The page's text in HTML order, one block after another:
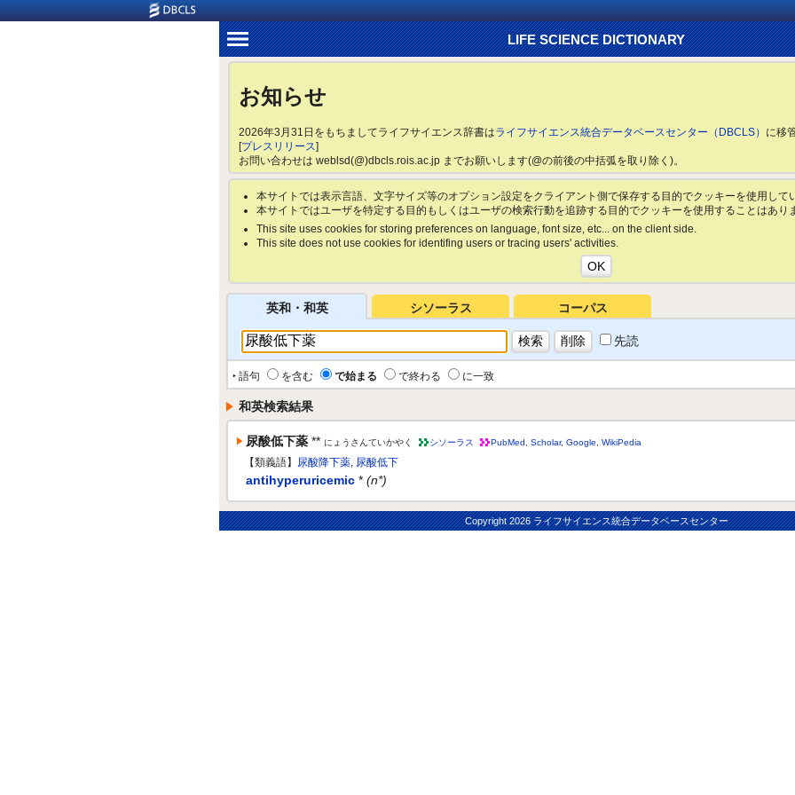
LIFE SCIENCE DICTIONARY
お知らせ
2026年3月31日をもちましてライフサイエンス辞書はライフサイエンス統合データベースセンター（DBCLS） に移
[プレスリリース]
お問い合わせは weblsd(@)dbcls.rois.ac.jp までお願いします(@の前後の中括弧を取り除く)。
本サイトでは表示言語、文字サイズ等のオプション設定をクライアント側で保存する目的でクッキーを使用して
本サイトではユーザを特定する目的もしくはユーザの検索行動を追跡する目的でクッキーを使用することはあり
This site uses cookies for storing preferences on language, font size, etc... on the client side.
This site does not use cookies for identifing users or tracing users' activities.
英和・和英 シソーラス コーパス
先読
‣ 語句 を含む で始まる で終わる
に一致
和英検索結果
尿酸低下薬 ** にょうさんていかやく シソーラス PubMed Scholar, Google WikiPedia
【類義語】 尿酸降下薬, 尿酸低下
antihyperuricemic * (n*)
Copyright2026 ライフサイエンス統合データベースセンター